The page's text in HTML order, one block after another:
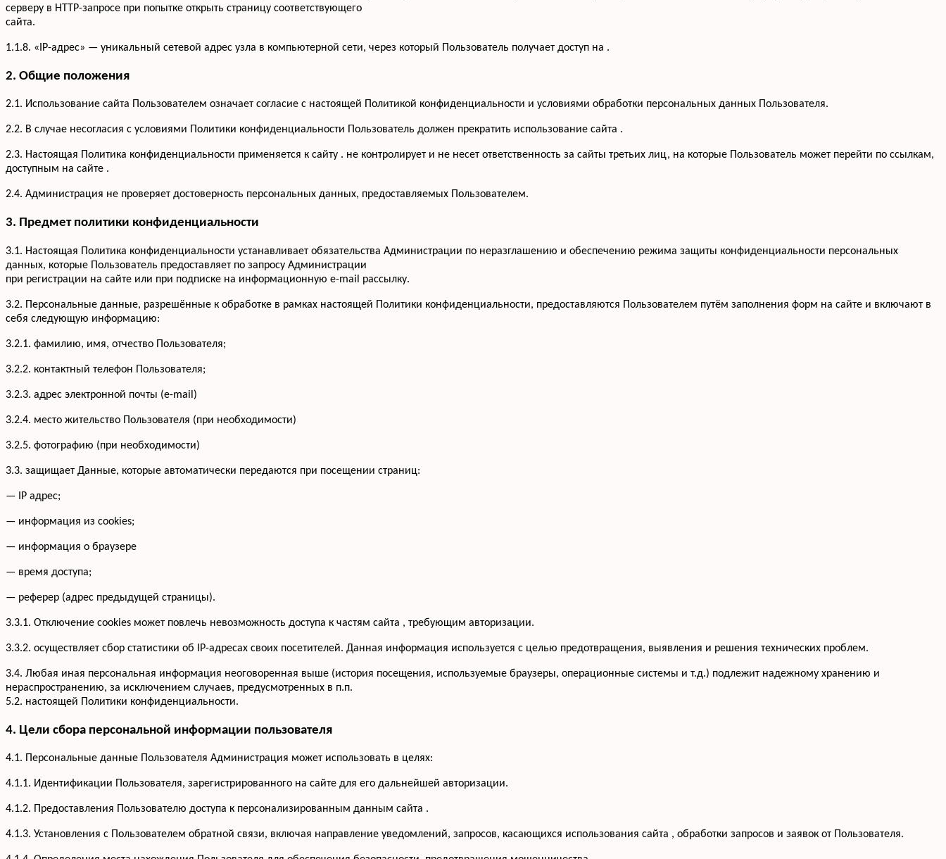
серверу в HTTP-запросе при попытке открыть страницу соответствующего
сайта.
1.1.8. «IP-адрес» — уникальный сетевой адрес узла в компьютерной сети, через который Пользователь получает доступ на .
2. Общие положения
2.1. Использование сайта Пользователем означает согласие с настоящей Политикой конфиденциальности и условиями обработки персональных данных Пользователя.
2.2. В случае несогласия с условиями Политики конфиденциальности Пользователь должен прекратить использование сайта .
2.3. Настоящая Политика конфиденциальности применяется к сайту . не контролирует и не несет ответственность за сайты третьих лиц, на которые Пользователь может перейти по ссылкам,
доступным на сайте .
2.4. Администрация не проверяет достоверность персональных данных, предоставляемых Пользователем.
3. Предмет политики конфиденциальности
3.1. Настоящая Политика конфиденциальности устанавливает обязательства Администрации по неразглашению и обеспечению режима защиты конфиденциальности персональных
данных, которые Пользователь предоставляет по запросу Администрации
при регистрации на сайте или при подписке на информационную e-mail рассылку.
3.2. Персональные данные, разрешённые к обработке в рамках настоящей Политики конфиденциальности, предоставляются Пользователем путём заполнения форм на сайте и включают в
себя следующую информацию:
3.2.1. фамилию, имя, отчество Пользователя;
3.2.2. контактный телефон Пользователя;
3.2.3. адрес электронной почты (e-mail)
3.2.4. место жительство Пользователя (при необходимости)
3.2.5. фотографию (при необходимости)
3.3. защищает Данные, которые автоматически передаются при посещении страниц:
— IP адрес;
— информация из cookies;
— информация о браузере
— время доступа;
— реферер (адрес предыдущей страницы).
3.3.1. Отключение cookies может повлечь невозможность доступа к частям сайта , требующим авторизации.
3.3.2. осуществляет сбор статистики об IP-адресах своих посетителей. Данная информация используется с целью предотвращения, выявления и решения технических проблем.
3.4. Любая иная персональная информация неоговоренная выше (история посещения, используемые браузеры, операционные системы и т.д.) подлежит надежному хранению и
нераспространению, за исключением случаев, предусмотренных в п.п.
5.2. настоящей Политики конфиденциальности.
4. Цели сбора персональной информации пользователя
4.1. Персональные данные Пользователя Администрация может использовать в целях:
4.1.1. Идентификации Пользователя, зарегистрированного на сайте для его дальнейшей авторизации.
4.1.2. Предоставления Пользователю доступа к персонализированным данным сайта .
4.1.3. Установления с Пользователем обратной связи, включая направление уведомлений, запросов, касающихся использования сайта , обработки запросов и заявок от Пользователя.